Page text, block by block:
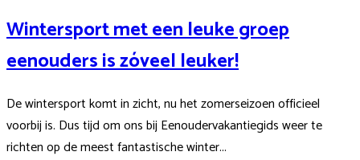
Wintersport met een leuke groep
eenouders is zóveel leuker!
De wintersport komt in zicht, nu het zomerseizoen officieel
voorbij is. Dus tijd om ons bij Eenoudervakantiegids weer te
richten op de meest fantastische winter...